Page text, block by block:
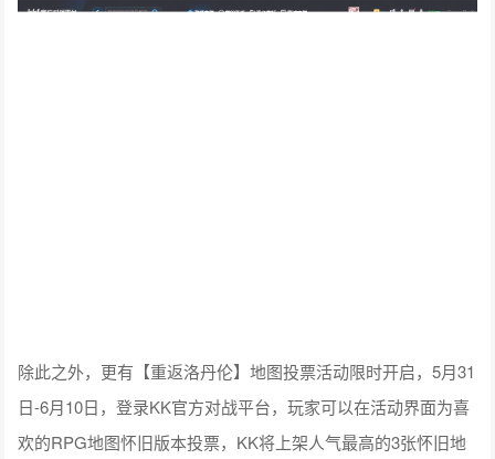
除此之外，更有【重返洛丹伦】地图投票活动限时开启，5月31
日-6月10日，登录KK官方对战平台，玩家可以在活动界面为喜
欢的RPG地图怀旧版本投票，KK将上架人气最高的3张怀旧地